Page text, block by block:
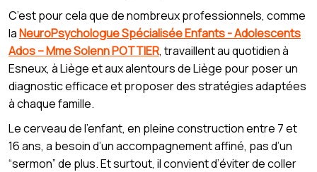
C’est pour cela que de nombreux professionnels, comme
laNeuroPsychologue Spécialisée Enfants - Adolescents
Ados – Mme Solenn POTTIER, travaillent au quotidien à
Esneux, à Liège et aux alentours de Liège pour poser un
diagnostic efficace et proposer des stratégies adaptées
à chaque famille.
Le cerveau de l’enfant, en pleine construction entre 7 et
16 ans, a besoin d’un accompagnement affiné, pas d’un
“sermon” de plus. Et surtout, il convient d’éviter de coller